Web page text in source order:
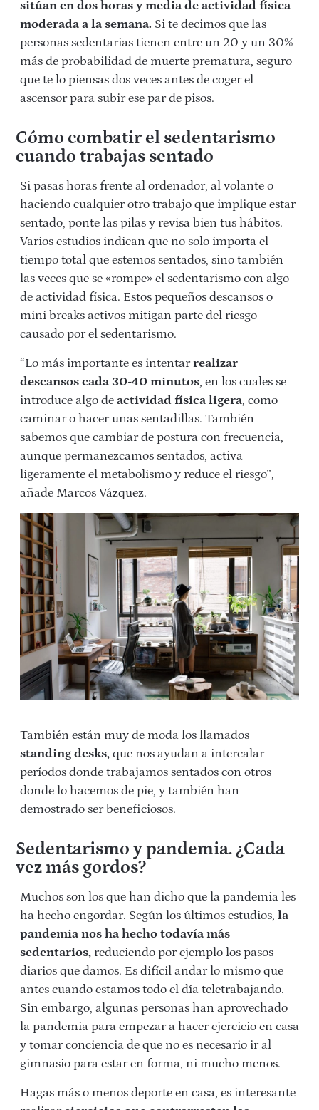
sitúan en dos horas y media de actividad física
moderada a la semana. Si te decimos que las
personas sedentarias tienen entre un 20 y un 30%
más de probabilidad de muerte prematura, seguro
que te lo piensas dos veces antes de coger el
ascensor para subir ese par de pisos.
Cómo combatir el sedentarismo
cuando trabajas sentado
Si pasas horas frente al ordenador, al volante o
haciendo cualquier otro trabajo que implique estar
sentado, ponte las pilas y revisa bien tus hábitos.
Varios estudios indican que no solo importa el
tiempo total que estemos sentados, sino también
las veces que se «rompe» el sedentarismo con algo
de actividad física. Estos pequeños descansos o
mini breaks activos mitigan parte del riesgo
causado por el sedentarismo.
“Lo más importante es intentarrealizar
descansos cada 30-40 minutos, en los cuales se
introduce algo de actividad física ligera, como
caminaro hacer unas sentadillas. También
sabemos que cambiar de postura con frecuencia,
aunque permanezcamos sentados, activa
ligeramente el metabolismo y reduce el riesgo”,
añade Marcos Vázquez.
También están muy de moda los llamados
standing desks, que nos ayudan a intercalar
períodos donde trabajamos sentados con otros
donde lo hacemos de pie, y también han
demostrado ser beneficiosos.
Sedentarismo y pandemia. ¿Cada
vez más gordos?
Muchos son los que han dicho que la pandemia les
ha hecho engordar. Según los últimos estudios, la
pandemia nos ha hecho todavía más
sedentarios, reduciendo por ejemplo los pasos
diarios que damos. Es difícil andar lo mismo que
antes cuando estamos todo el día teletrabajando.
Sin embargo, algunas personas han aprovechado
la pandemia para empezar a hacerejercicio en casa
y tomar conciencia de que no es necesario ir al
gimnasio para estar en forma, ni mucho menos.
Hagas más o menos deporte en casa, es interesante